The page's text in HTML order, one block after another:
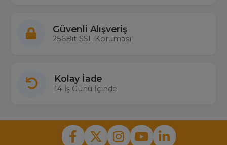
Güvenli Alışveriş
256Bit SSL Koruması
Kolay İade
14 İş Günü İçinde